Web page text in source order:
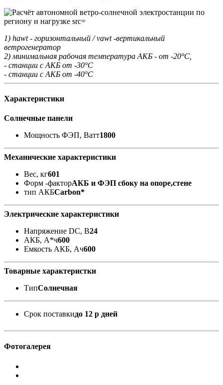
1) hawt - горизонтальный / vawt -вертикальный
ветрогенератор
2) минимальная рабочая температура АКБ - от -20°С,
- станции с АКБ от -30°С
- станции с АКБ от -40°С
Характеристики
Солнечные панели
Мощность ФЭП, Ватт1800
Механические характеристики
Вес, кг601
Форм -факторАКБ и ФЭП сбоку на опоре,стене
тип АКБCarbon*
Электрические характеристики
Напряжение DC, В24
АКБ, А*ч600
Емкость АКБ, Ач600
Товарные характеристки
ТипСолнечная
Срок поставкидо 12 р дней
Фотогалерея